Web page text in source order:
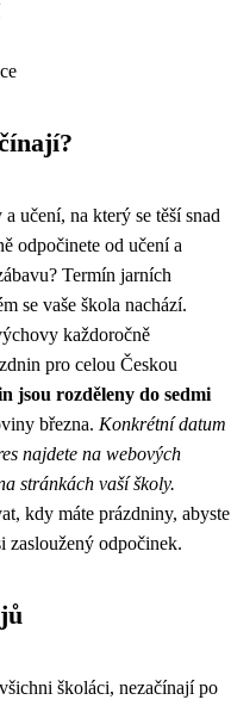
učení, na který se těší snad
odpočinete od učení a
Termín jarních
se vaše škola nachází.
každoročně
pro celou Českou
jsou rozděleny do sedmi
března. Konkrétní datum
najdete na webových
stránkách vaší školy.
kdy máte prázdniny, abyste
zasloužený odpočinek.
školáci, nezačínají po